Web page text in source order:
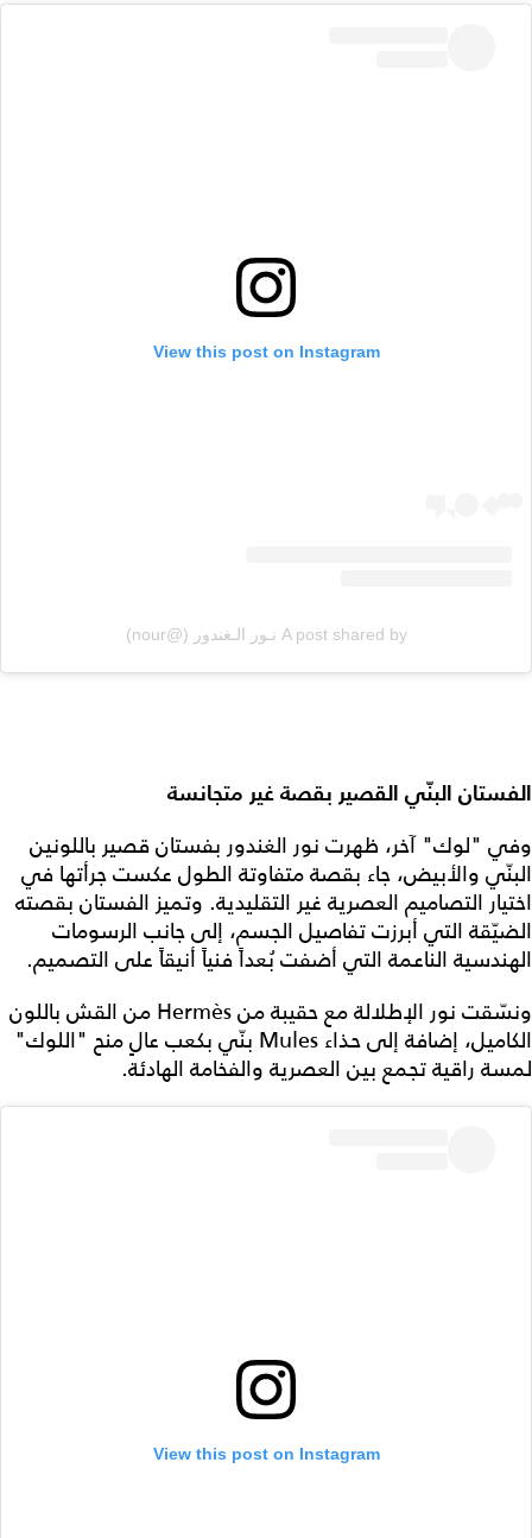
View this post on Instagram
A post shared by نـور الـغندور (@nour)
الفستان البنّي القصير بقصة غير متجانسة
وفي "لوك" آخر، ظهرت نور الغندور بفستان قصير باللونين
البنّي والأبيض، جاء بقصة متفاوتة الطول عكست جرأتها في
اختيار التصاميم العصرية غير التقليدية. وتميز الفستان بقصته
الضيّقة التي أبرزت تفاصيل الجسم، إلى جانب الرسومات
الهندسية الناعمة التي أضفت بُعداً فنياً أنيقاً على التصميم.
ونسّقت نور الإطلالة مع حقيبة من Hermès من القش باللون
الكاميل، إضافة إلى حذاء Mules بنّي بكعب عالٍ منح "اللوك"
لمسة راقية تجمع بين العصرية والفخامة الهادئة.
View this post on Instagram